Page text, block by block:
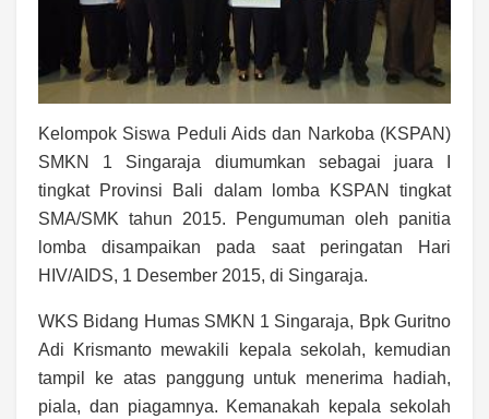
Kelompok Siswa Peduli Aids dan Narkoba (KSPAN)
SMKN 1 Singaraja diumumkan sebagai juara I
tingkat Provinsi Bali dalam lomba KSPAN tingkat
SMA/SMK tahun 2015. Pengumuman oleh panitia
lomba disampaikan pada saat peringatan Hari
HIV/AIDS, 1 Desember 2015, di Singaraja.
WKS Bidang Humas SMKN 1 Singaraja, Bpk Guritno
Adi Krismanto mewakili kepala sekolah, kemudian
tampil ke atas panggung untuk menerima hadiah,
piala, dan piagamnya. Kemanakah kepala sekolah